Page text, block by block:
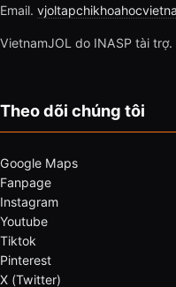
Email.
VietnamJOL do INASP tài trợ.
Theo dõi chúng tôi
Google Maps
Fanpage
Instagram
Youtube
Tiktok
Pinterest
X (Twitter)